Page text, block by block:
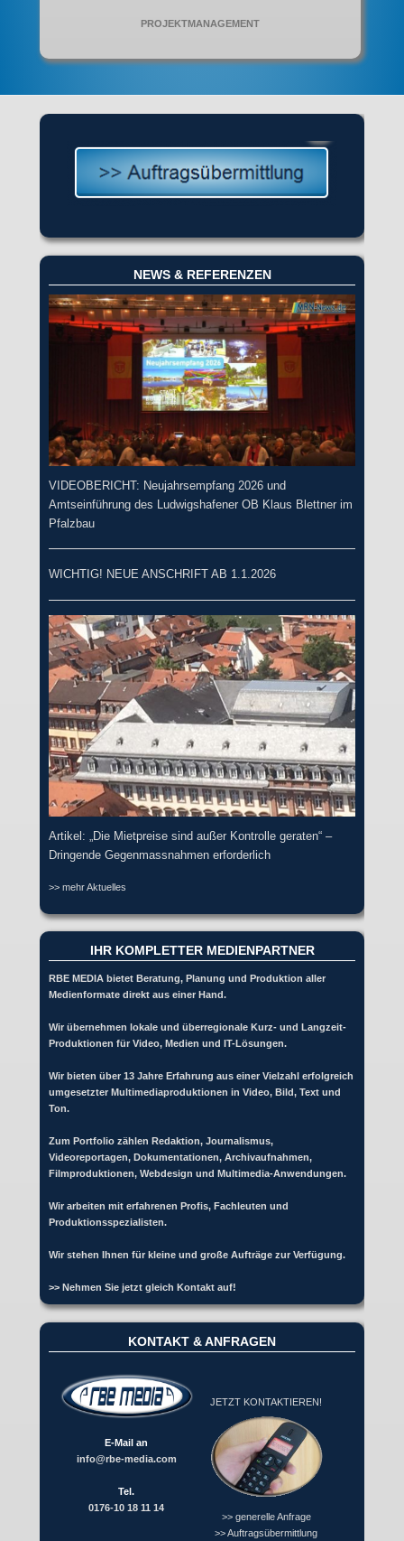
PROJEKTMANAGEMENT
NEWS & REFERENZEN
VIDEOBERICHT: Neujahrsempfang 2026 und
Amtseinführung des Ludwigshafener OB Klaus Blettner im
Pfalzbau
WICHTIG! NEUE ANSCHRIFT AB 1.1.2026
Artikel: „Die Mietpreise sind außer Kontrolle geraten“ –
Dringende Gegenmassnahmen erforderlich
>> mehr Aktuelles
IHR KOMPLETTER MEDIENPARTNER
RBE MEDIA bietet Beratung, Planung und Produktion aller
Medienformate direkt aus einer Hand.
Wir übernehmen lokale und überregionale Kurz- und Langzeit-
Produktionen für Video, Medien und IT-Lösungen.
Wir bieten über 13 Jahre Erfahrung aus einer Vielzahl erfolgreich
umgesetzter Multimediaproduktionen in Video, Bild, Text und
Ton.
Zum Portfolio zählen Redaktion, Journalismus,
Videoreportagen, Dokumentationen, Archivaufnahmen,
Filmproduktionen, Webdesign und Multimedia-Anwendungen.
Wir arbeiten mit erfahrenen Profis, Fachleuten und
Produktionsspezialisten.
Wir stehen Ihnen für kleine und große Aufträge zur Verfügung.
>> Nehmen Sie jetzt gleich Kontakt auf!
KONTAKT & ANFRAGEN
E-Mail an
info@rbe-media.com
Tel.
0176-10 18 11 14
JETZT KONTAKTIEREN!
>> generelle Anfrage
>> Auftragsübermittlung